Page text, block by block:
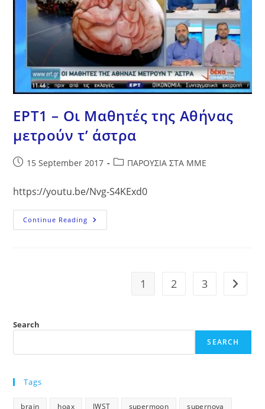
ΕΡΤ1 – Οι Μαθητές της Αθήνας
μετρούν τ’ άστρα
Post15 September 2017
PostΠΑΡΟΥΣΙΑ ΣΤΑ ΜΜΕ
https://youtu.be/Nvg-S4KExd0
Continue Reading ΕΡΤ1
–
1 2 3 Go to
Search
SEARCH
Tags
brain hoax JWST supermoon supernova